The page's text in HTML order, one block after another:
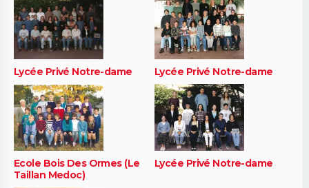
Lycée Privé Notre-dame Lycée Privé Notre-dame
Ecole Bois Des Ormes (Le
Taillan Medoc)
Lycée Privé Notre-dame